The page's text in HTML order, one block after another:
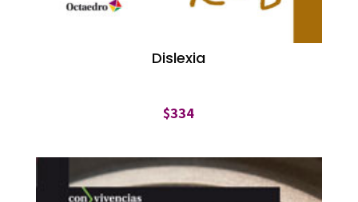
Dislexia
$334